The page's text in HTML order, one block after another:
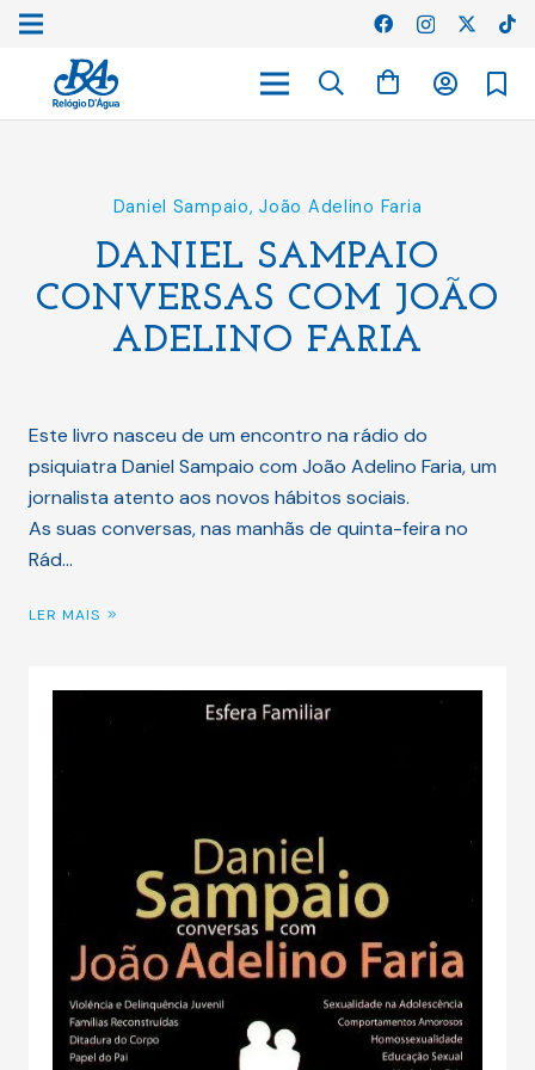
Daniel Sampaio,João Adelino Faria
DANIEL SAMPAIO
CONVERSAS COM JOÃO
ADELINO FARIA
Este livro nasceu de um encontro na rádio do
psiquiatra Daniel Sampaio com João Adelino Faria, um
jornalista atento aos novos hábitos sociais.
As suas conversas, nas manhãs de quinta-feira no
Rád…
LER MAIS